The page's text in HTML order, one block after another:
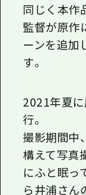
同じく本作
監督が原作
ーンを追加
す。
2021年夏
行。
撮影期間中
構えて写真
にふと眠っ
ら井浦さん